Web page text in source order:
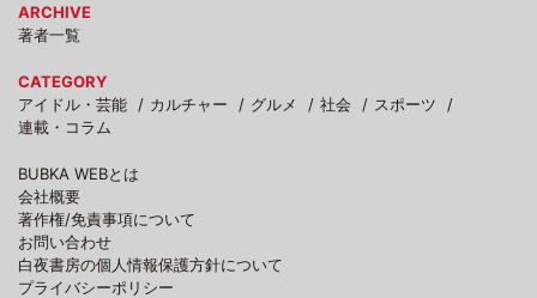
ARCHIVE
著者一覧
CATEGORY
アイドル・芸能
カルチャー グルメ 社会
スポーツ
連載・コラム
BUBKA WEBとは
会社概要
著作権/免責事項について
お問い合わせ
白夜書房の個人情報保護方針について
プライバシーポリシー